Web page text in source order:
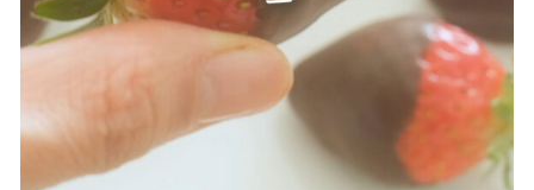
情報セキュリティ基本方針
ランキング
セール商品